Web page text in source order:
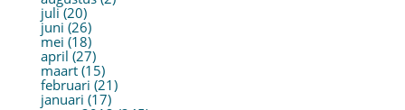
juli (20)
juni (26)
mei (18)
april (27)
maart (15)
februari (21)
januari (17)